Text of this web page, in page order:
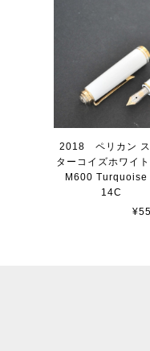
2018 ペリカン ス
ターコイズホワ
M600
14C